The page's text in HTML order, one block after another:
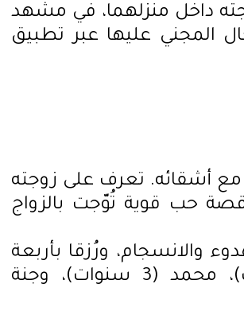
داخل منزلهما، في مشهد
المجني عليها عبر تطبيق
أشقائه. تعرف على زوجته
حب قوية تُوّجت بالزواج
والانسجام، ورُزقا بأربعة
أطفال: زياد (6 سنوات)، أحمد (4 سنوات)، محمد (3 سنوات)، وجنة